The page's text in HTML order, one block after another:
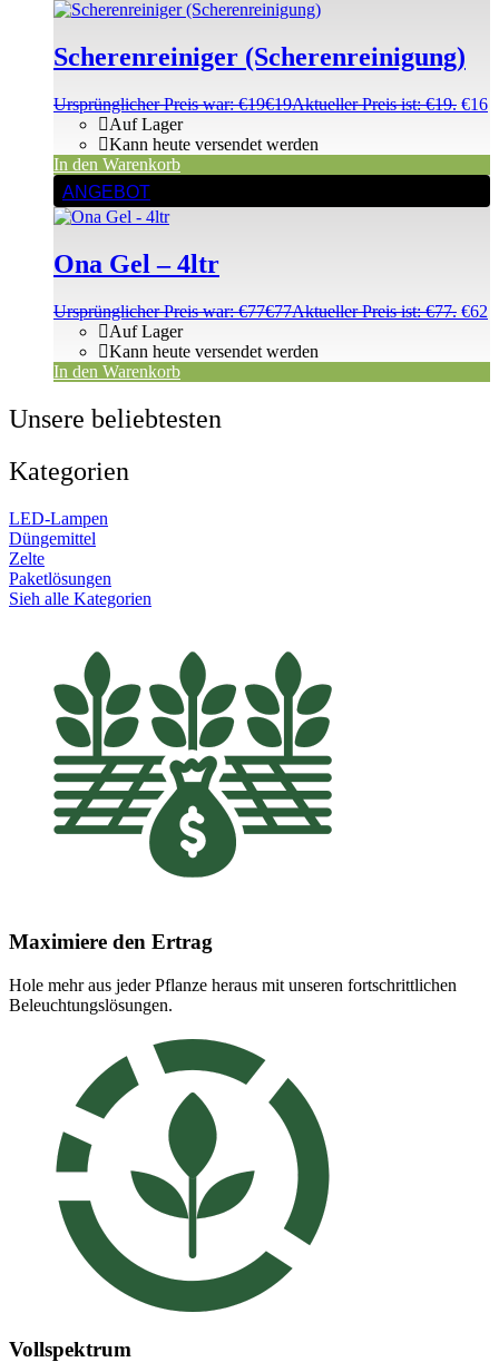
Scherenreiniger (Scherenreinigung)
Ursprünglicher Preis war: €19€19Aktueller Preis ist: €19. €16
Auf Lager
Kann heute versendet werden
In den Warenkorb
ANGEBOT
Ona Gel – 4ltr
Ursprünglicher Preis war: €77€77Aktueller Preis ist: €77. €62
Auf Lager
Kann heute versendet werden
In den Warenkorb
Unsere beliebtesten
Kategorien
LED-Lampen
Düngemittel
Zelte
Paketlösungen
Sieh alle Kategorien
Maximiere den Ertrag
Hole mehr aus jeder Pflanze heraus mit unseren fortschrittlichen
Beleuchtungslösungen.
Vollspektrum